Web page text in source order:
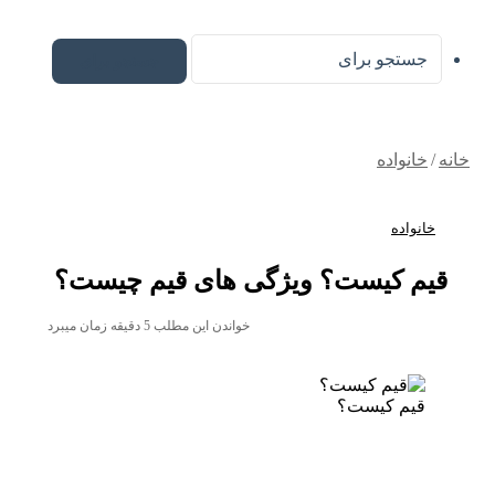
خانه / خانواده
خانواده
قیم کیست؟ ویژگی های قیم چیست؟
خواندن این مطلب 5 دقیقه زمان میبرد
قیم کیست؟